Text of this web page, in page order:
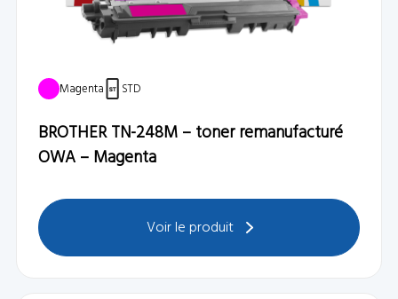
Magenta STD
BROTHER TN-248M – toner remanufacturé
OWA – Magenta
Voir le produit